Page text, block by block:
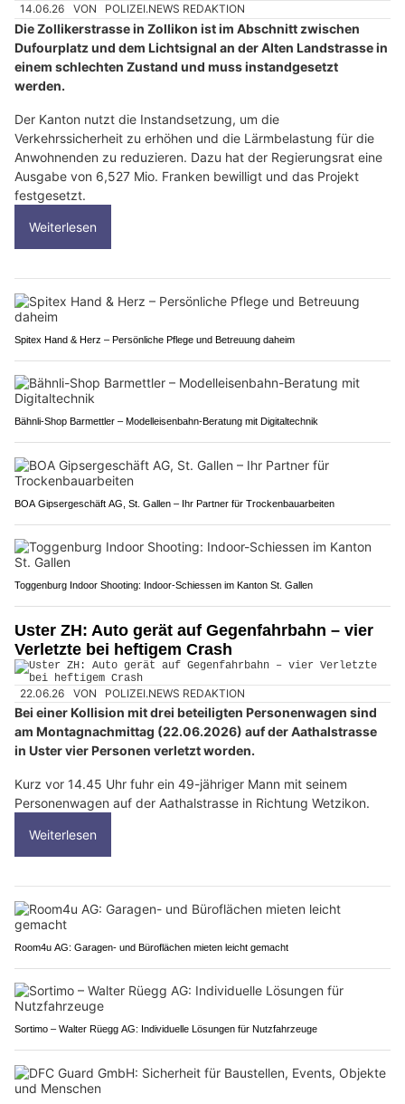
14.06.26 VON POLIZEI.NEWS REDAKTION
Die Zollikerstrasse in Zollikon ist im Abschnitt zwischen
Dufourplatz und dem Lichtsignal an der Alten Landstrasse in
einem schlechten Zustand und muss instandgesetzt
werden.
Der Kanton nutzt die Instandsetzung, um die
Verkehrssicherheit zu erhöhen und die Lärmbelastung für die
Anwohnenden zu reduzieren. Dazu hat der Regierungsrat eine
Ausgabe von 6,527 Mio. Franken bewilligt und das Projekt
festgesetzt.
Weiterlesen
Spitex Hand & Herz – Persönliche Pflege und Betreuung daheim
Bähnli-Shop Barmettler – Modelleisenbahn-Beratung mit Digitaltechnik
BOA Gipsergeschäft AG, St. Gallen – Ihr Partner für Trockenbauarbeiten
Toggenburg Indoor Shooting: Indoor-Schiessen im Kanton St. Gallen
Uster ZH: Auto gerät auf Gegenfahrbahn – vier
Verletzte bei heftigem Crash
22.06.26 VON POLIZEI.NEWS REDAKTION
Bei einer Kollision mit drei beteiligten Personenwagen sind
am Montagnachmittag (22.06.2026) auf der Aathalstrasse
in Uster vier Personen verletzt worden.
Kurz vor 14.45 Uhr fuhr ein 49-jähriger Mann mit seinem
Personenwagen auf der Aathalstrasse in Richtung Wetzikon.
Weiterlesen
Room4u AG: Garagen- und Büroflächen mieten leicht gemacht
Sortimo – Walter Rüegg AG: Individuelle Lösungen für Nutzfahrzeuge